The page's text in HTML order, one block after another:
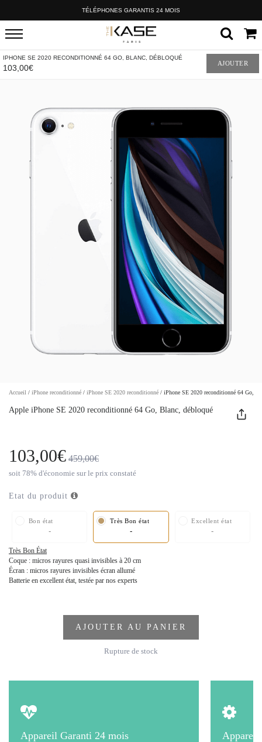
TÉLÉPHONES GARANTIS 24 MOIS
IPHONE SE 2020 RECONDITIONNÉ 64 GO, BLANC, DÉBLOQUÉ
103,00€ AJOUTER
Accueil / iPhone reconditionné / iPhone SE 2020 reconditionné / iPhone SE 2020 reconditionné 64 Go,
Apple iPhone SE 2020 reconditionné 64 Go, Blanc, débloqué
103,00€ 459,00€
soit 78% d'économie sur le prix constaté
Etat du produit
Bon état
-
Très Bon état
-
Excellent état
-
Très Bon État
Coque : micros rayures quasi invisibles à 20 cm
Écran : micros rayures invisibles écran allumé
Batterie en excellent état, testée par nos experts
AJOUTER AU PANIER
Rupture de stock
Appareil Garanti 24 mois Appareil